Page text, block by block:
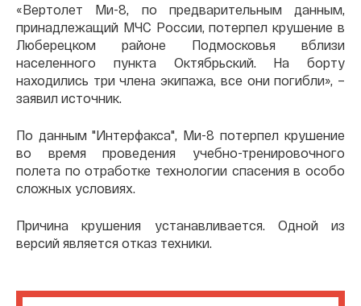
«Вертолет Ми-8, по предварительным данным,
принадлежащий МЧС России, потерпел крушение в
Люберецком районе Подмосковья вблизи
населенного пункта Октябрьский. На борту
находились три члена экипажа, все они погибли», –
заявил источник.
По данным "Интерфакса", Ми-8 потерпел крушение
во время проведения учебно-тренировочного
полета по отработке технологии спасения в особо
сложных условиях.
Причина крушения устанавливается. Одной из
версий является отказ техники.